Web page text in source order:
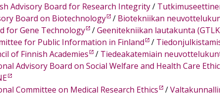
Advisory Board for Research Integrity/
Board on Biotechnology
/ Biotekniikan
for Gene Technology
/Geenitekniikan lautakunta
for Public Information in Finland
/
of Finnish Academies
/ Tiedeakatemiain
Advisory Board on Social Welfare and Health Care
Committee on Medical Research Ethics
/